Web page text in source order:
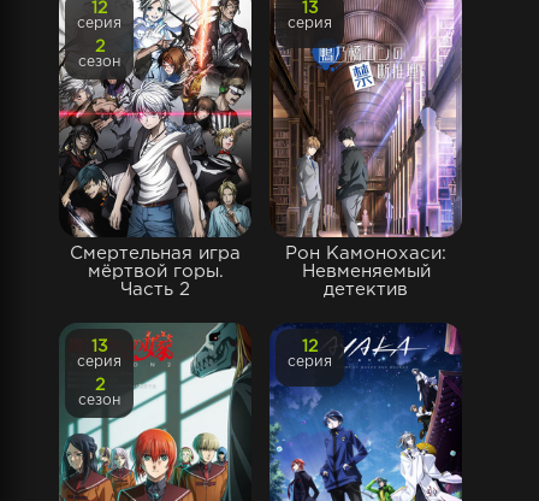
Смертельная игра
мёртвой горы.
Часть 2
12
серия
2
сезон
Рон Камонохаси:
Невменяемый
детектив
13
серия
13
серия
2
сезон
12
серия